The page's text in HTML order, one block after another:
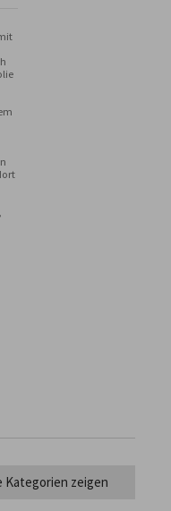
zeigen